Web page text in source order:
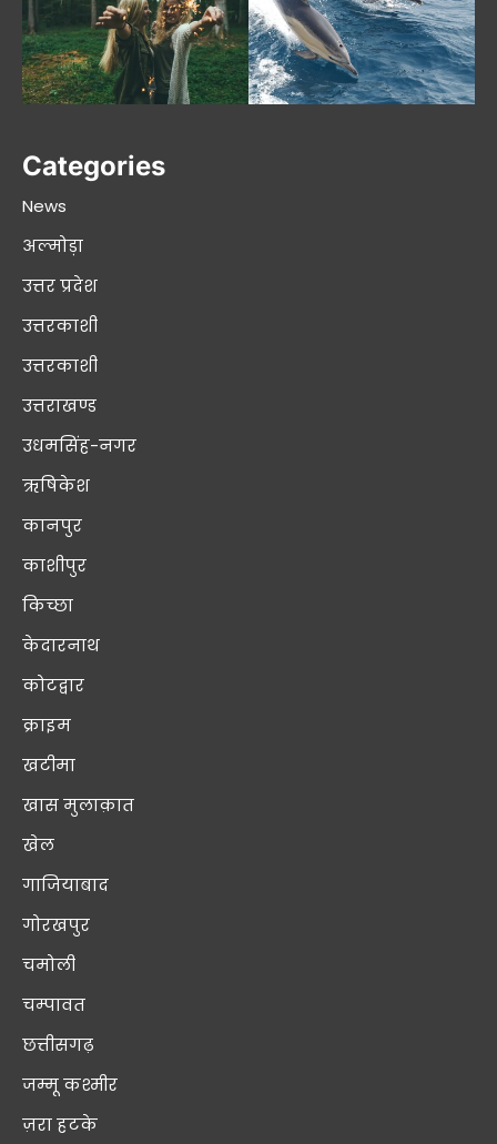
Categories
News
अल्मोड़ा
उत्तर प्रदेश
उत्तरकाशी
उत्तरकाशी
उत्तराखण्ड
उधमसिंह-नगर
ऋषिकेश
कानपुर
काशीपुर
किच्छा
केदारनाथ
कोटद्वार
क्राइम
खटीमा
खास मुलाक़ात
खेल
गाजियाबाद
गोरखपुर
चमोली
चम्पावत
छत्तीसगढ़
जम्मू कश्मीर
ज़रा हटके